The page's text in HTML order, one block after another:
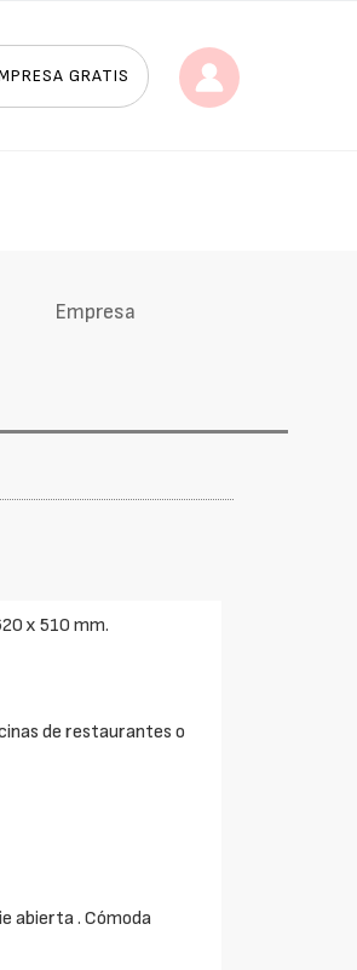
GRATIS
Empresa
x 510 mm.
de restaurantes o
abierta . Cómoda